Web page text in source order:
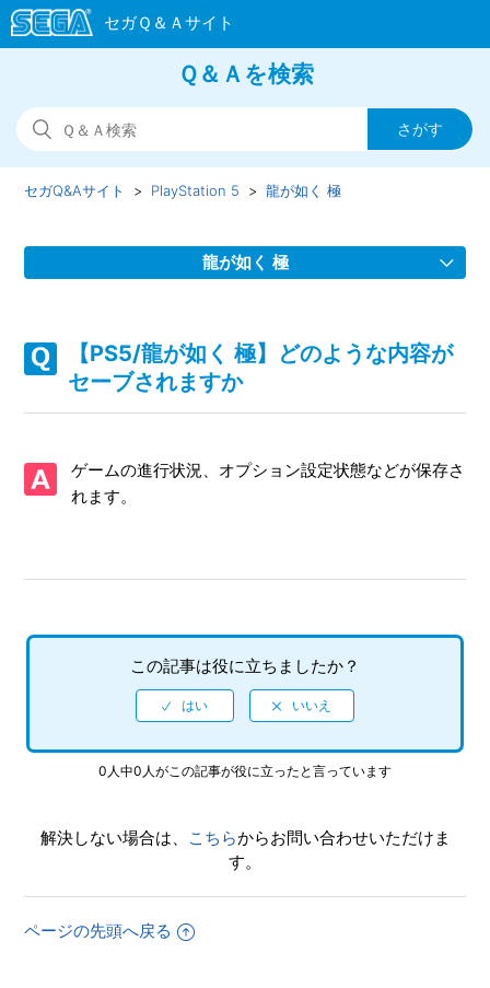
Ｑ＆Ａを検索
セガQ&Aサイト PlayStation 5 龍が如く 極
龍が如く 極
【PS5/龍が如く 極】取扱説明書（マニュアル）はあります
サイト／SNS等で公開してもいいですか
【PS5/龍が如く 極】何をしたらいいか、どこへ行けばいい
か、バトルで勝てない場合はどうすればいいですか
ら「オトメタルMy life」が消えています
ム）モードができますか
【PS5/龍が如く 極】どのような内容が
セーブされますか
ゲームの進行状況、オプション設定状態などが保存さ
れます。
この記事は役に立ちましたか？
0人中0人がこの記事が役に立ったと言っています
解決しない場合は、 こちらからお問い合わせいただけま
す。
ページの先頭へ戻る